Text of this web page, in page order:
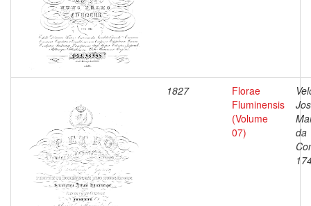
1827
Florae
Fluminensis
(Volume
07)
da